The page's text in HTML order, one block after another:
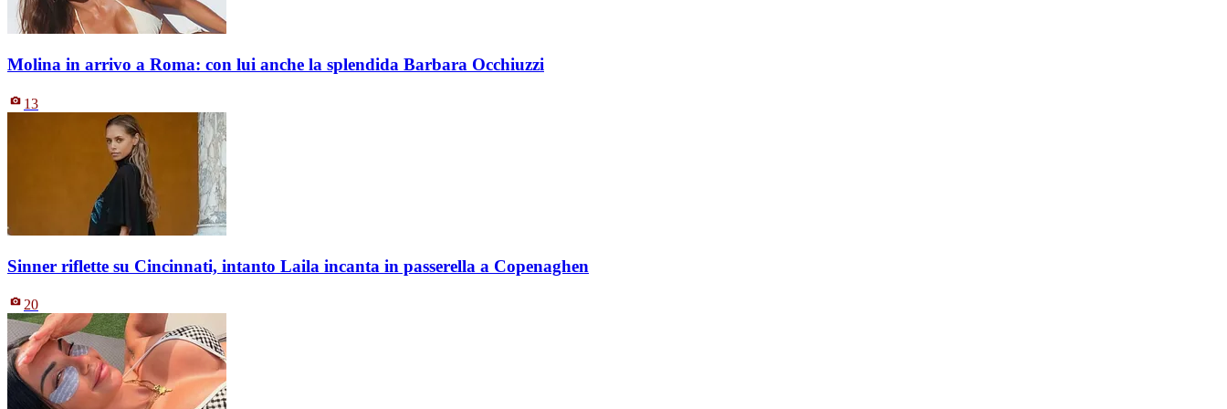
Molina in arrivo a Roma: con lui anche la splendida Barbara Occhiuzzi
13
Sinner riflette su Cincinnati, intanto Laila incanta in passerella a Copenaghen
20